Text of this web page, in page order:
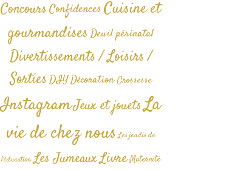
ConcoursConfidences Cuisine et
gourmandises Deuil périnatal
Divertissements / Loisirs /
SortiesDIYDécoration Grossesse
InstagramJeux et jouetsLa
vie de chez nous Les jeudis de
l'éducation Les JumeauxLivre Maternité